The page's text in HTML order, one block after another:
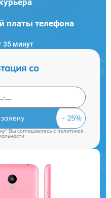
платы телефона
35 минут
со
Вы соглашаетесь cполитикой